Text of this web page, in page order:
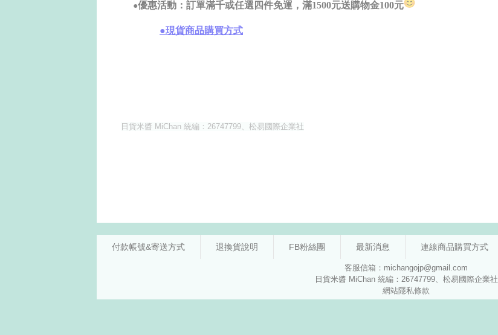
付款帳號&寄送方式 退換貨說明 FB粉絲團 最新消息 連線商品購買方式
客服信箱：michangojp@gmail.com
日貨米醬 MiChan 統編：26747799、松易國際企業社
網站隱私條款